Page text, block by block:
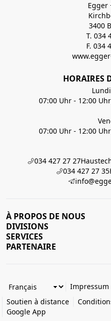
Egger
3400
T. 034
F. 034
HORAIRES
07:00 Uhr - 12:00
07:00 Uhr - 12:00
034 427 27 27
034 427 27 35
À PROPOS DE NOUS
DIVISIONS
SERVICES
PARTENAIRE
Impressum
Soutien à distance
Google App